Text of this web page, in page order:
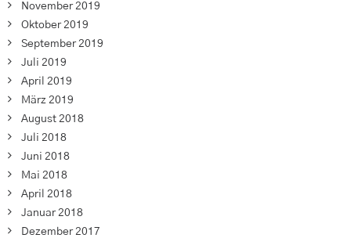
November 2019
Oktober 2019
September 2019
Juli 2019
April 2019
März 2019
August 2018
Juli 2018
Juni 2018
Mai 2018
April 2018
Januar 2018
Dezember 2017